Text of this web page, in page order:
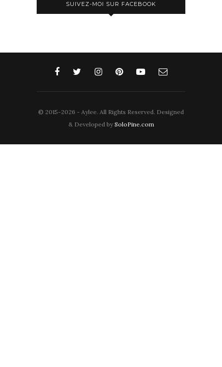
SUIVEZ-MOI SUR FACEBOOK
© 2015-2026 - Aylee. All Rights Reserved. Designed
& Developed by SoloPine.com